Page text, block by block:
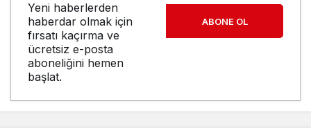
Yeni haberlerden
haberdar olmak için
fırsatı kaçırma ve
ücretsiz e-posta
aboneliğini hemen
başlat.
ABONE OL